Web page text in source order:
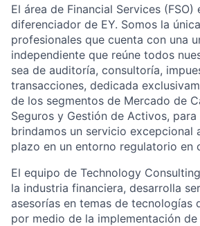
El área de Financial Services
diferenciador de EY. Somos la
profesionales que cuenta con una
independiente que reúne todos
sea de auditoría, consultoría,
transacciones, dedicada
de los segmentos de Mercado de
Seguros y Gestión de Activos, para
brindamos un servicio excepcional
plazo en un entorno regulatorio en
El equipo de Technology
la industria financiera, desarrolla
asesorías en temas de tecnologías
por medio de la implementación de